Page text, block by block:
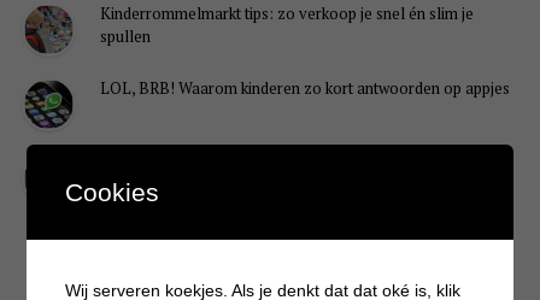
Kinderrommelmarkt tips: zo verkoop je snel én slim je
spullen
LOL, BRB! Waarom kinderen zo kort antwoorden op appjes
Cookies
Wij serveren koekjes. Als je denkt dat dat oké is, klik